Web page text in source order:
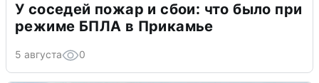
У соседей пожар и сбои: что было при
режиме БПЛА в Прикамье
5 августа 0